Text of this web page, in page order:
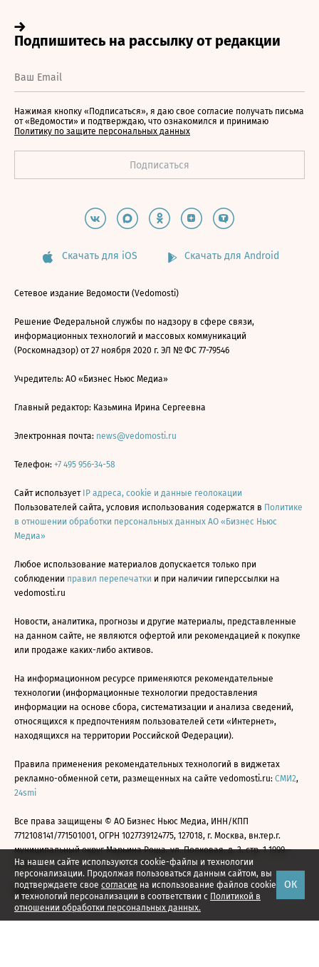
На нашем сайте используются cookie-файлы и технологии
персонализации. Продолжая пользоваться данным сайтом, вы
подтверждаете свое согласие на использование файлов cookie
и технологий персонализации в соответствии с Политикой в
отношении обработки персональных данных.
ОК
Нажимая кнопку «Подписаться», я даю свое согласие получать письма
от «Ведомости» и подтверждаю, что ознакомился и принимаю
Политику по защите персональных данных
Скачать для iOS Скачать для Android
Сетевое издание Ведомости (Vedomosti)
Решение Федеральной службы по надзору в сфере связи,
информационных технологий и массовых коммуникаций
(Роскомнадзор) от 27 ноября 2020 г. ЭЛ № ФС 77-79546
Учредитель: АО «Бизнес Ньюс Медиа»
Главный редактор: Казьмина Ирина Сергеевна
Электронная почта: news@vedomosti.ru
Телефон: +7 495 956-34-58
Сайт использует IP адреса, cookie и данные геолокации
Пользователей сайта, условия использования содержатся в Политике
в отношении обработки персональных данных АО «Бизнес Ньюс
Медиа»
Любое использование материалов допускается только при
соблюдении правил перепечатки и при наличии гиперссылки на
vedomosti.ru
Новости, аналитика, прогнозы и другие материалы, представленные
на данном сайте, не являются офертой или рекомендацией к покупке
или продаже каких-либо активов.
На информационном ресурсе применяются рекомендательные
технологии (информационные технологии предоставления
информации на основе сбора, систематизации и анализа сведений,
относящихся к предпочтениям пользователей сети «Интернет»,
находящихся на территории Российской Федерации).
Правила применения рекомендательных технологий в виджетах
рекламно-обменной сети, размещенных на сайте vedomosti.ru: СМИ2,
24smi
Все права защищены © АО Бизнес Ньюс Медиа, ИНН/КПП
7712108141/771501001, ОГРН 1027739124775, 127018, г. Москва, вн.тер.г.
муниципальный округ Марьина Роща, ул. Полковая, д. 3, стр. 1 1999—
2026